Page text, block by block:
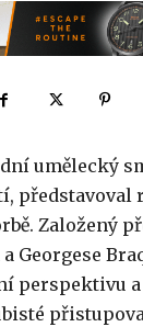
umělecký
Založený
Georgese
perspektivu a